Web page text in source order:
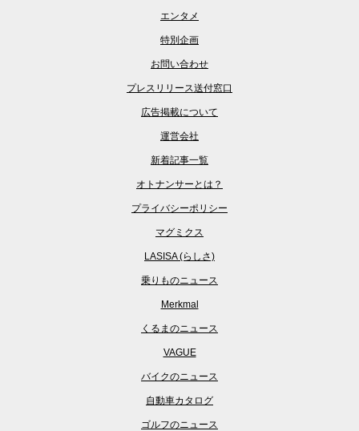
エンタメ
特別企画
お問い合わせ
プレスリリース送付窓口
広告掲載について
運営会社
新着記事一覧
オトナンサーとは？
プライバシーポリシー
マグミクス
LASISA (らしさ)
乗りものニュース
Merkmal
くるまのニュース
VAGUE
バイクのニュース
自動車カタログ
ゴルフのニュース